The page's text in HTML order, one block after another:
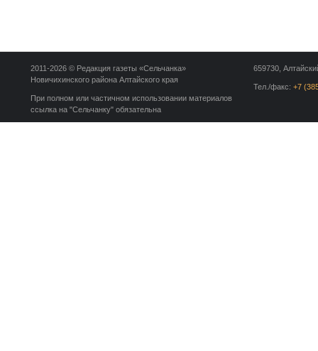
659730,
Тел./факс: +7
2011-2026 © Редакция газеты «Сельчанка»
Новичихинского района Алтайского края
При полном или частичном использовании материалов
ссылка на "Сельчанку" обязательна